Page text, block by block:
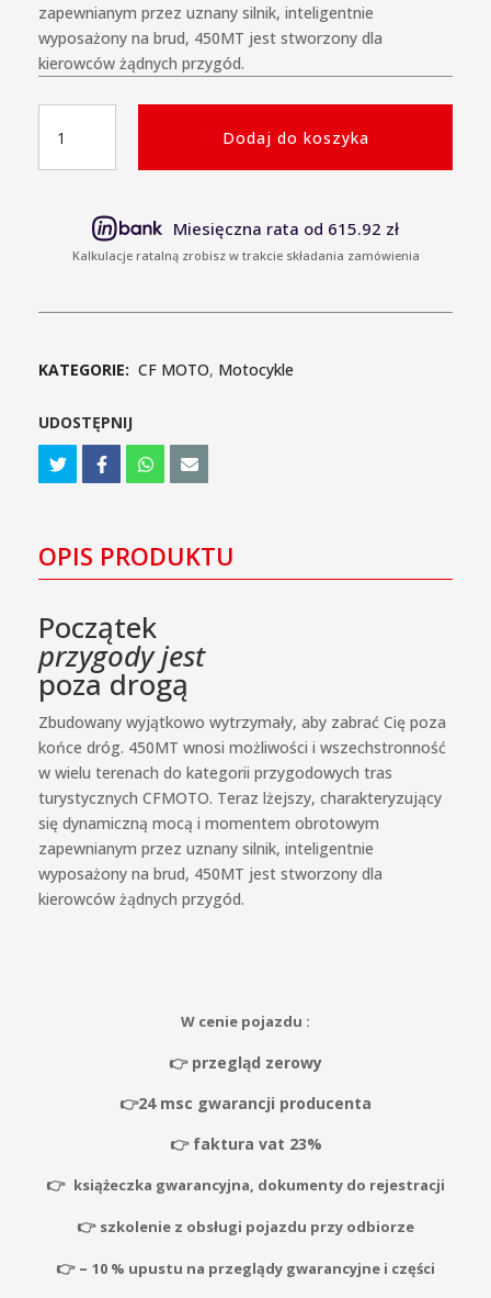
zapewnianym przez uznany silnik, inteligentnie
wyposażony na brud, 450MT jest stworzony dla
kierowców żądnych przygód.
Motocykl
CFMOTO
Dodaj do koszyka
Miesięczna rata od 615.92 zł
Kalkulacje ratalną zrobisz w trakcie składania zamówienia
KATEGORIE: CF MOTO, Motocykle
UDOSTĘPNIJ
OPIS PRODUKTU
Początek
przygody jest
poza drogą
Zbudowany wyjątkowo wytrzymały, aby zabrać Cię poza
końce dróg. 450MT wnosi możliwości i wszechstronność
w wielu terenach do kategorii przygodowych tras
turystycznych CFMOTO. Teraz lżejszy, charakteryzujący
się dynamiczną mocą i momentem obrotowym
zapewnianym przez uznany silnik, inteligentnie
wyposażony na brud, 450MT jest stworzony dla
kierowców żądnych przygód.
W cenie pojazdu :
👉 przegląd zerowy
👉24 msc gwarancji producenta
👉 faktura vat 23%
👉 książeczka gwarancyjna, dokumenty do rejestracji
👉 szkolenie z obsługi pojazdu przy odbiorze
👉 – 10 % upustu na przeglądy gwarancyjne i części